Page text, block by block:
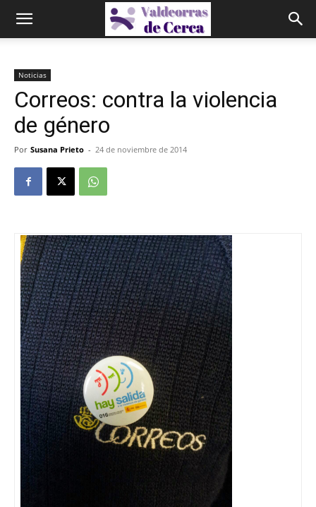
Noticias
Correos: contra la violencia
de género
Por Susana Prieto - 24 de noviembre de 2014